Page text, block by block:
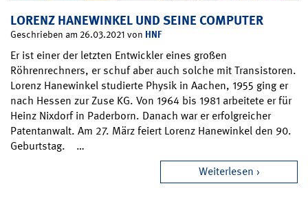
LORENZ HANEWINKEL UND SEINE COMPUTER
Geschrieben am 26.03.2021 von HNF
Er ist einer der letzten Entwickler eines großen
Röhrenrechners, er schuf aber auch solche mit Transistoren.
Lorenz Hanewinkel studierte Physik in Aachen, 1955 ging er
nach Hessen zur Zuse KG. Von 1964 bis 1981 arbeitete er für
Heinz Nixdorf in Paderborn. Danach war er erfolgreicher
Patentanwalt. Am 27. März feiert Lorenz Hanewinkel den 90.
Geburtstag. …
Weiterlesen